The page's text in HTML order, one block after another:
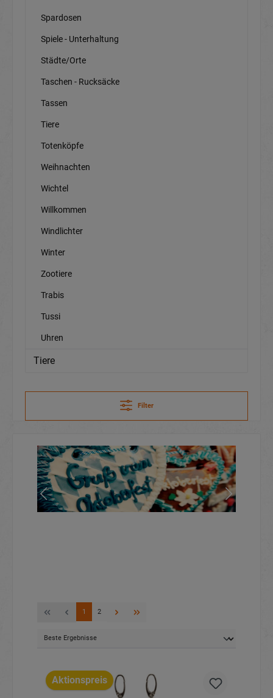
Spardosen
Spiele - Unterhaltung
Städte/Orte
Taschen - Rucksäcke
Tassen
Tiere
Totenköpfe
Weihnachten
Wichtel
Willkommen
Windlichter
Winter
Zootiere
Trabis
Tussi
Uhren
Tiere
Filter